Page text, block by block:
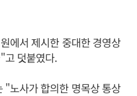
에서 제시한 중대한 경영상
고 덧붙였다.
"노사가 합의한 명목상 통상